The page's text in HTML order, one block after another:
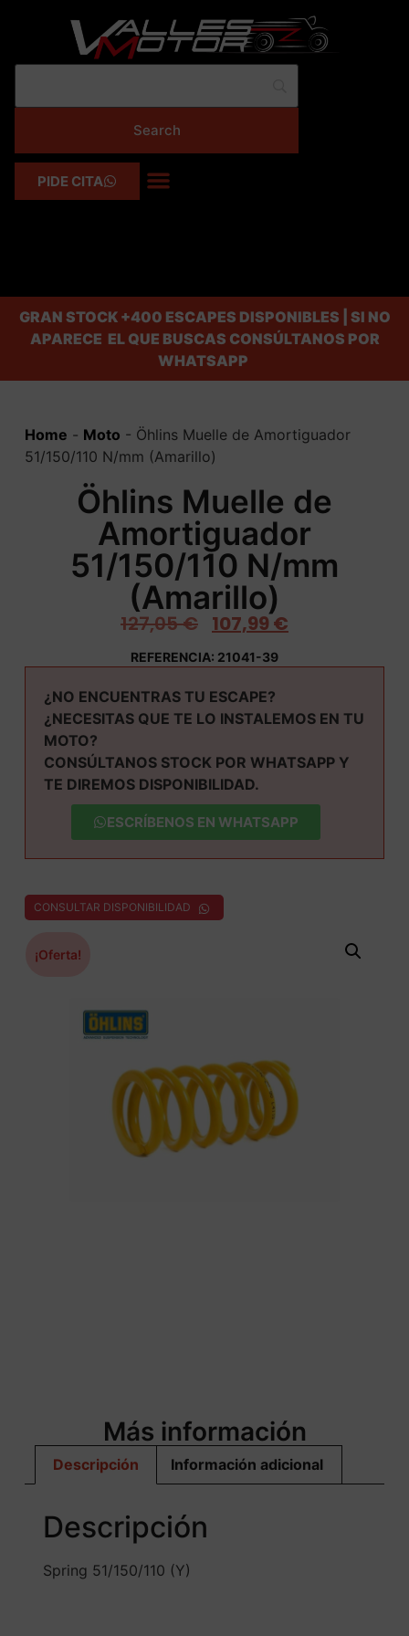
PIDE CITA
GRAN STOCK+400 ESCAPES DISPONIBLES | SI NO
APARECE EL QUE BUSCAS CONSÚLTANOS POR
WHATSAPP
Home - Moto - Öhlins Muelle de Amortiguador
51/150/110 N/mm (Amarillo)
Öhlins Muelle de
Amortiguador
51/150/110 N/mm
(Amarillo)
127,05€ 107,99€
REFERENCIA: 21041-39
¿NO ENCUENTRAS TU ESCAPE?
¿NECESITAS QUE TE LO INSTALEMOS EN TU
MOTO?
CONSÚLTANOS STOCK POR WHATSAPP Y
TE DIREMOS DISPONIBILIDAD.
ESCRÍBENOS EN WHATSAPP
CONSULTAR DISPONIBILIDAD
¡Oferta!
Más información
Descripción Información adicional
Descripción
Spring 51/150/110 (Y)